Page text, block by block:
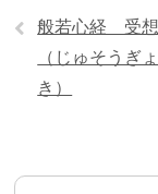
般若心経 受
（じゅそうぎ
き）